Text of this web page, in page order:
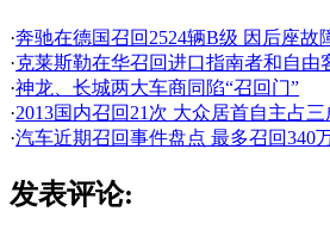
·奔驰在德国召回2524辆B级 因后座故
·克莱斯勒在华召回进口指南者和自由
·神龙、长城两大车商同陷“召回门”
·2013国内召回21次 大众居首自主占三
·汽车近期召回事件盘点 最多召回340
发表评论: